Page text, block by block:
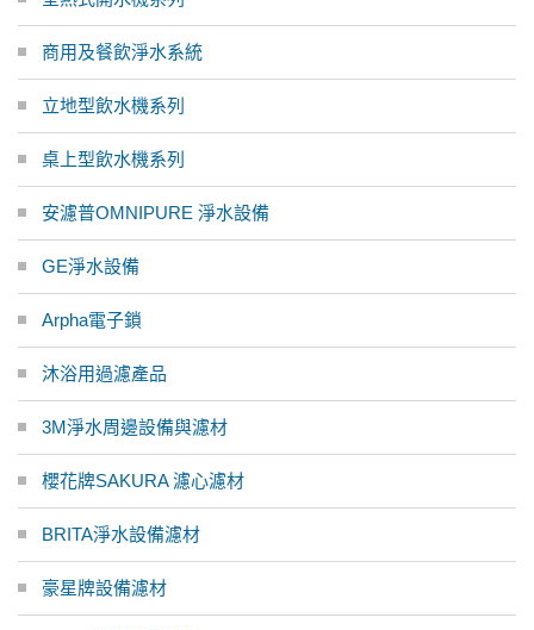
商用及餐飲淨水系統
立地型飲水機系列
桌上型飲水機系列
安濾普OMNIPURE 淨水設備
GE淨水設備
Arpha電子鎖
沐浴用過濾產品
3M淨水周邊設備與濾材
櫻花牌SAKURA 濾心濾材
BRITA淨水設備濾材
豪星牌設備濾材